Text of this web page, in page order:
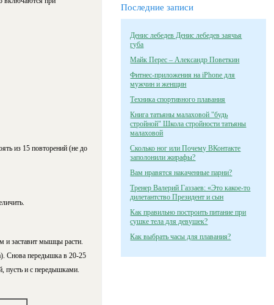
из 15 повторений (не до
и заставит мышцы расти.
Снова передышка в 20-25
пусть и с передышками.
Последние записи
Денис лебедев Денис лебедев заячья
губа
Майк Перес – Александр Поветкин
Фитнес-приложения на iPhone для
мужчин и женщин
Техника спортивного плавания
Книга татьяны малаховой "будь
стройной" Школа стройности татьяны
малаховой
Сколько ног или Почему ВКонтакте
заполонили жирафы?
Вам нравятся накаченные парни?
Тренер Валерий Газзаев: «Это какое-то
дилетантство Президент и сын
Как правильно построить питание при
сушке тела для девушек?
Как выбрать часы для плавания?